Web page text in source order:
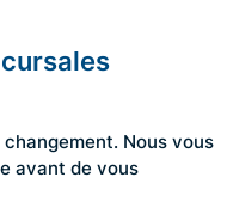
Nous vous
avant de vous